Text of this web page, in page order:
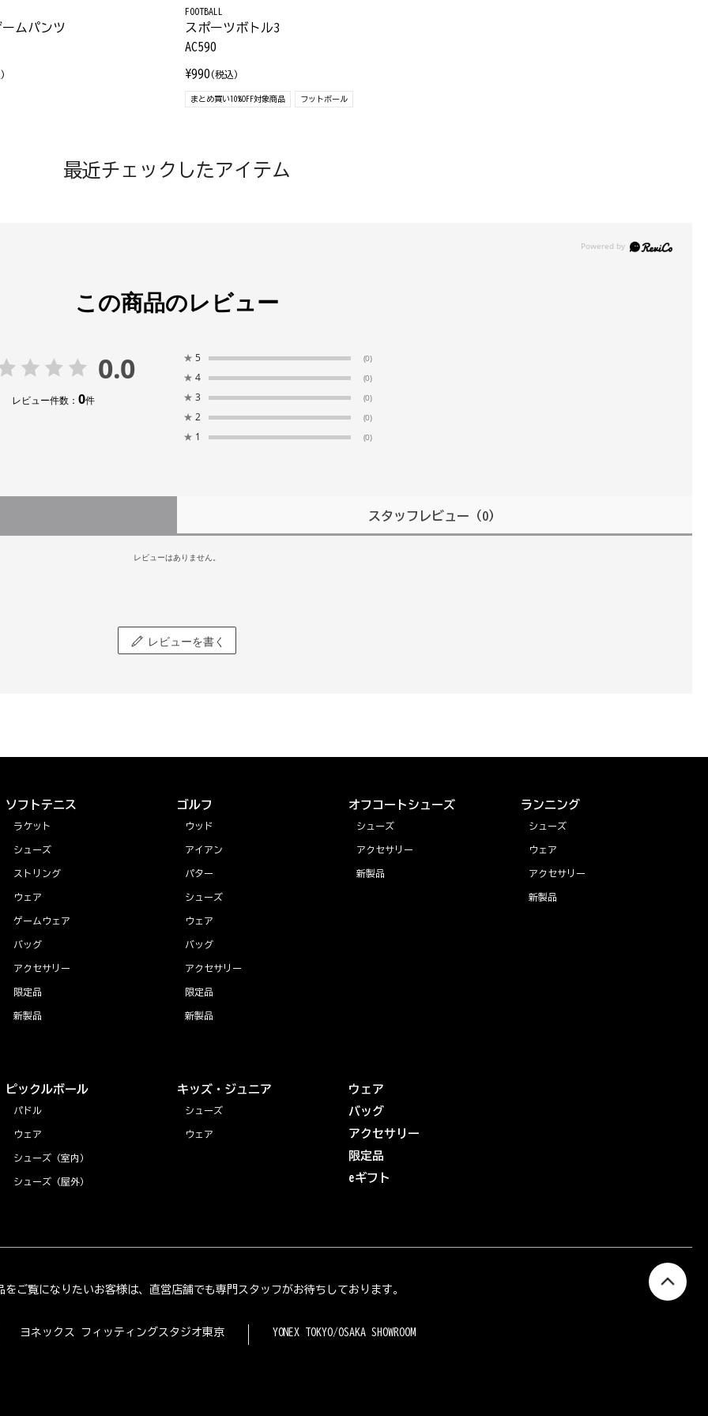
ムパンツ
FOOTBALL
スポーツボトル3
AC590
¥990 (税込)
まとめ買い10%OFF対象商品 フットボール
最近チェックしたアイテム
この商品のレビュー
0.0
レビュー件数： 0件
★ 5 (0)
★ 4 (0)
★ 3 (0)
★ 2 (0)
★ 1 (0)
スタッフレビュー （0）
レビューはありません。
レビューを書く
ソフトテニス
ラケット
シューズ
ストリング
ウェア
ゲームウェア
バッグ
アクセサリー
限定品
新製品
ゴルフ
ウッド
アイアン
パター
シューズ
ウェア
バッグ
アクセサリー
限定品
新製品
オフコートシューズ
シューズ
アクセサリー
新製品
ランニング
シューズ
ウェア
アクセサリー
新製品
ピックルボール
パドル
ウェア
シューズ（室内）
シューズ（屋外）
キッズ・ジュニア
シューズ
ウェア
ウェア
バッグ
アクセサリー
限定品
eギフト
をご覧になりたいお客様は、直営店舗でも専門スタッフがお待ちしております。
ヨネックス フィッティングスタジオ東京 YONEX TOKYO/OSAKA SHOWROOM